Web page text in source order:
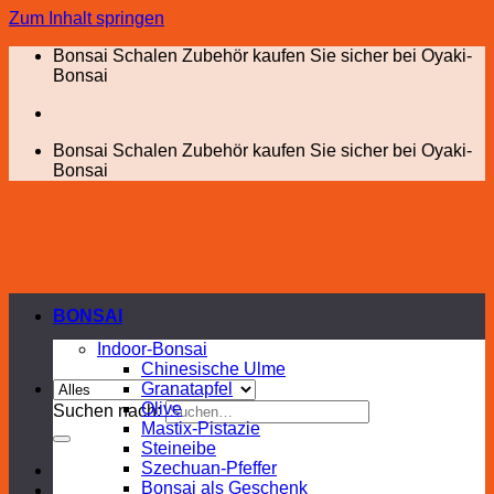
Zum Inhalt springen
Bonsai Schalen Zubehör kaufen Sie sicher bei Oyaki-
Bonsai
Bonsai Schalen Zubehör kaufen Sie sicher bei Oyaki-
Bonsai
Suchen nach:
BONSAI
Indoor-Bonsai
Chinesische Ulme
Granatapfel
Olive
Mastix-Pistazie
Steineibe
Szechuan-Pfeffer
Bonsai als Geschenk